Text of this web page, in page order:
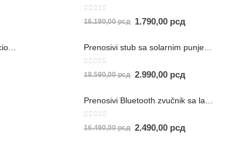
16.190,00рсд 1.790,00 рсд
18.590,00рсд 2.990,00 рсд
16.490,00рсд 2.490,00 рсд